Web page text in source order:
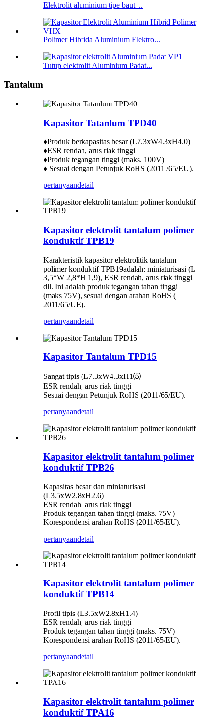
Elektrolit aluminium tipe baut ...
Polimer Hibrida Aluminium Elektro...
Tutup elektrolit Aluminium Padat...
Tantalum
Kapasitor Tatanlum TPD40
♦Produk berkapasitas besar (L7.3xW4.3xH4.0)
♦ESR rendah, arus riak tinggi
♦Produk tegangan tinggi (maks. 100V)
♦ Sesuai dengan Petunjuk RoHS (2011 /65/EU).
pertanyaandetail
Kapasitor elektrolit tantalum polimer
konduktif TPB19
Karakteristik kapasitor elektrolitik tantalum
polimer konduktif TPB19adalah: miniaturisasi (L
3,5*W 2,8*H 1,9), ESR rendah, arus riak tinggi,
dll. Ini adalah produk tegangan tahan tinggi
(maks 75V), sesuai dengan arahan RoHS (
2011/65/UE).
pertanyaandetail
Kapasitor Tantalum TPD15
Sangat tipis (L7.3xW4.3xH1⑸
ESR rendah, arus riak tinggi
Sesuai dengan Petunjuk RoHS (2011/65/EU).
pertanyaandetail
Kapasitor elektrolit tantalum polimer
konduktif TPB26
Kapasitas besar dan miniaturisasi
(L3.5xW2.8xH2.6)
ESR rendah, arus riak tinggi
Produk tegangan tahan tinggi (maks. 75V)
Korespondensi arahan RoHS (2011/65/EU).
pertanyaandetail
Kapasitor elektrolit tantalum polimer
konduktif TPB14
Profil tipis (L3.5xW2.8xH1.4)
ESR rendah, arus riak tinggi
Produk tegangan tahan tinggi (maks. 75V)
Korespondensi arahan RoHS (2011/65/EU).
pertanyaandetail
Kapasitor elektrolit tantalum polimer
konduktif TPA16